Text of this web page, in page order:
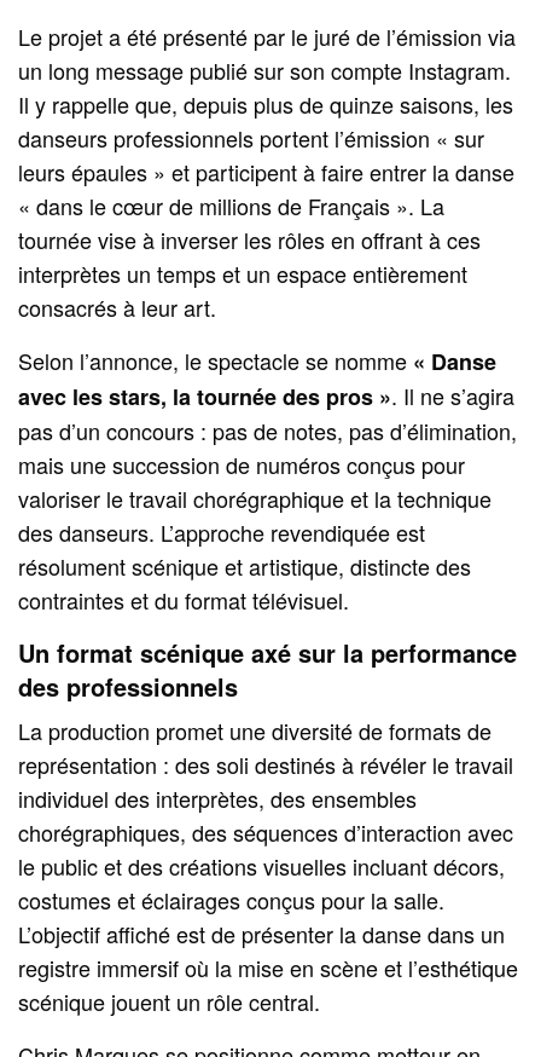
Le projet a été présenté par le juré de l’émission via
un long message publié sur son compte Instagram.
Il y rappelle que, depuis plus de quinze saisons, les
danseurs professionnels portent l’émission « sur
leurs épaules » et participent à faire entrer la danse
« dans le cœur de millions de Français ». La
tournée vise à inverser les rôles en offrant à ces
interprètes un temps et un espace entièrement
consacrés à leur art.
Selon l’annonce, le spectacle se nomme « Danse
avec les stars, la tournée des pros ». Il ne s’agira
pas d’un concours : pas de notes, pas d’élimination,
mais une succession de numéros conçus pour
valoriser le travail chorégraphique et la technique
des danseurs. L’approche revendiquée est
résolument scénique et artistique, distincte des
contraintes et du format télévisuel.
Un format scénique axé sur la performance
des professionnels
La production promet une diversité de formats de
représentation : des soli destinés à révéler le travail
individuel des interprètes, des ensembles
chorégraphiques, des séquences d’interaction avec
le public et des créations visuelles incluant décors,
costumes et éclairages conçus pour la salle.
L’objectif affiché est de présenter la danse dans un
registre immersif où la mise en scène et l’esthétique
scénique jouent un rôle central.